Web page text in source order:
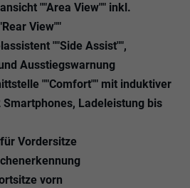
""Area View"" inkl.
View""
""Side Assist"",
Ausstiegswarnung
""Comfort"" mit induktiver
Ladeleistung bis
Vordersitze
vorn